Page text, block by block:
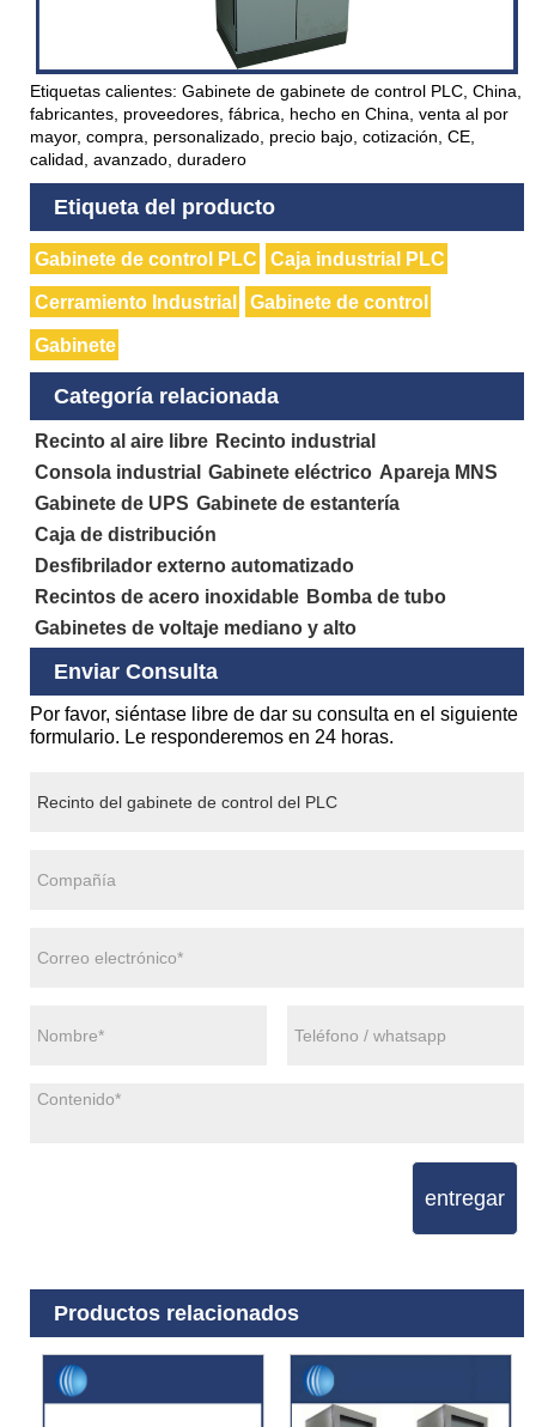
Etiquetas calientes: Gabinete de gabinete de control PLC, China,
fabricantes, proveedores, fábrica, hecho en China, venta al por
mayor, compra, personalizado, precio bajo, cotización, CE,
calidad, avanzado, duradero
Etiqueta del producto
Gabinete de control PLC Caja industrial PLC
Cerramiento Industrial Gabinete de control
Gabinete
Categoría relacionada
Recinto al aire libre Recinto industrial
Consola industrial Gabinete eléctrico Apareja MNS
Gabinete de UPS Gabinete de estantería
Caja de distribución
Desfibrilador externo automatizado
Recintos de acero inoxidable Bomba de tubo
Gabinetes de voltaje mediano y alto
Enviar Consulta
Por favor, siéntase libre de dar su consulta en el siguiente
formulario. Le responderemos en 24 horas.
entregar
Productos relacionados